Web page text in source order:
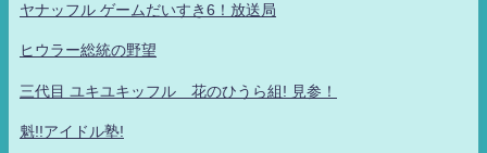
ヤナッフル ゲームだいすき6！放送局
ヒウラー総統の野望
三代目 ユキユキッフル 花のひうら組! 見参！
魁!!アイドル塾!